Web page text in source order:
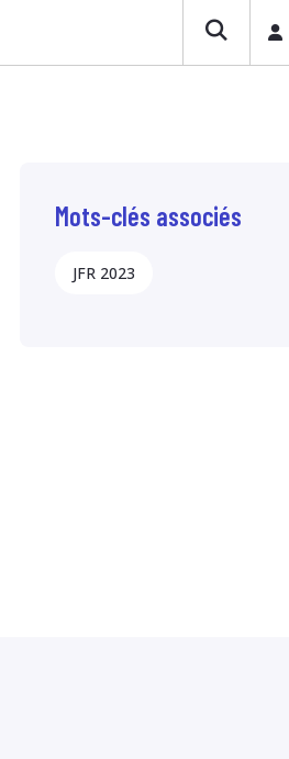
Mots-clés associés
JFR 2023